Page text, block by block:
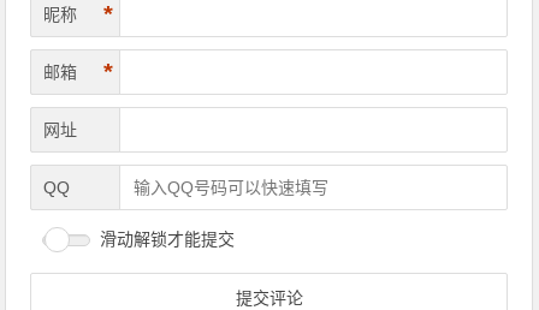
昵称 *
邮箱 *
网址
QQ
滑动解锁才能提交